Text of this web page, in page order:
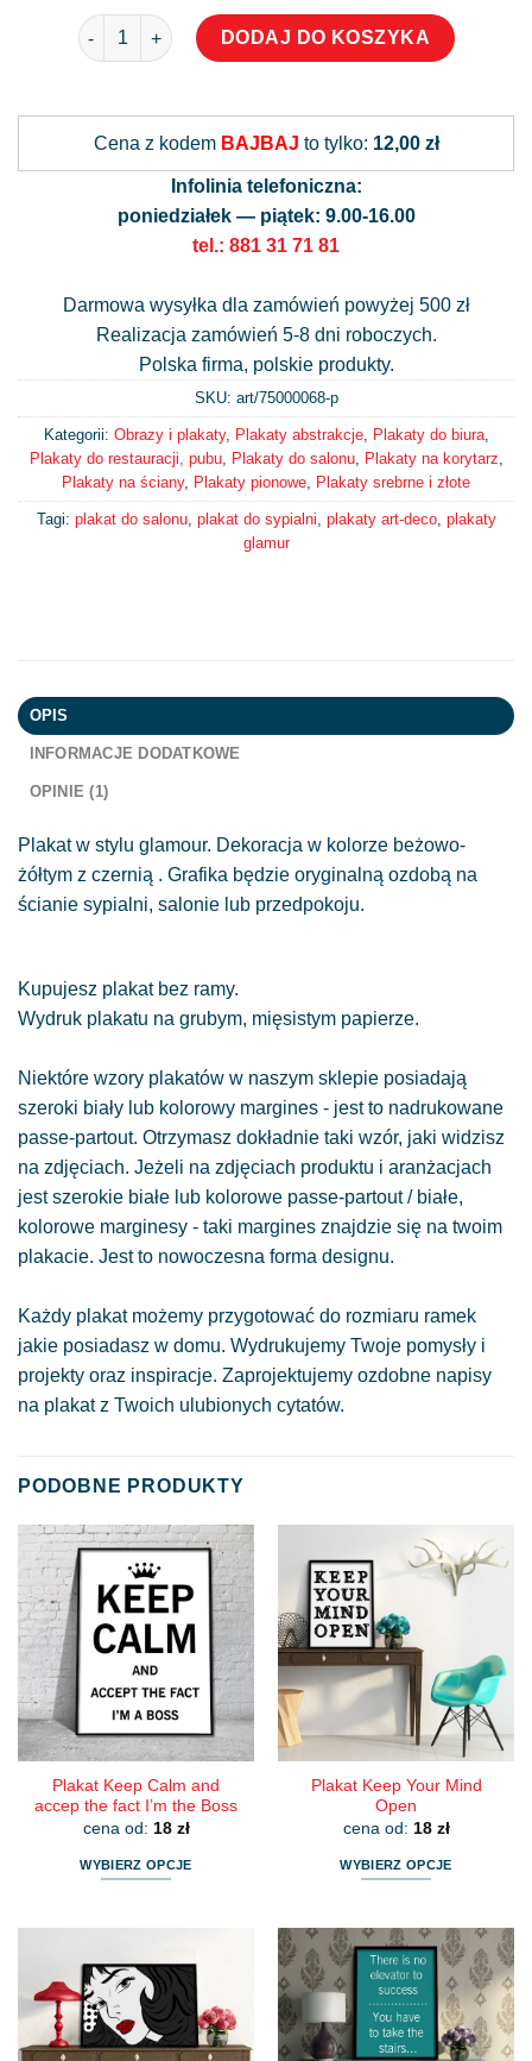
ilość Plakat z motywem orientalnych akcentów
DODAJ DO KOSZYKA
Cena z kodem BAJBAJ to tylko: 12,00 zł
Infolinia telefoniczna:
poniedziałek — piątek: 9.00-16.00
tel.: 881 31 71 81
Darmowa wysyłka dla zamówień powyżej 500 zł
Realizacja zamówień 5-8 dni roboczych.
Polska firma, polskie produkty.
SKU: art/75000068-p
Kategorii: Obrazy i plakaty, Plakaty abstrakcje, Plakaty do biura,
Plakaty do restauracji, pubu, Plakaty do salonu, Plakaty na korytarz
Plakaty na ściany, Plakaty pionowe Plakaty srebrne i złote
Tagi: plakat do salonu, plakat do sypialni plakaty art-deco, plakaty
glamur
OPIS
INFORMACJE DODATKOWE
OPINIE (1)
Plakat w stylu glamour. Dekoracja w kolorze beżowo-
żółtym z czernią . Grafika będzie oryginalną ozdobą na
ścianie sypialni, salonie lub przedpokoju.
Kupujesz plakat bez ramy.
Wydruk plakatu na grubym, mięsistym papierze.
Niektóre wzory plakatów w naszym sklepie posiadają
szeroki biały lub kolorowy margines - jest to nadrukowane
passe-partout. Otrzymasz dokładnie taki wzór, jaki widzisz
na zdjęciach. Jeżeli na zdjęciach produktu i aranżacjach
jest szerokie białe lub kolorowe passe-partout / białe,
kolorowe marginesy - taki margines znajdzie się na twoim
plakacie. Jest to nowoczesna forma designu.
Każdy plakat możemy przygotować do rozmiaru ramek
jakie posiadasz w domu. Wydrukujemy Twoje pomysły i
projekty oraz inspiracje. Zaprojektujemy ozdobne napisy
na plakat z Twoich ulubionych cytatów.
PODOBNE PRODUKTY
Plakat Keep Calm and
accep the fact I’m the Boss
cena od: 18 zł
WYBIERZ OPCJE
wiele
wariantów.
Opcje
można
Plakat Keep Your Mind
Open
cena od: 18 zł
WYBIERZ OPCJE
ma
wiele
wariantów.
Opcje
można